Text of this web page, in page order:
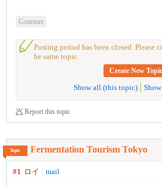
Gourmet
Posting period has been closed. Please
he same topic.
Create New Topic
Show all (this topic)
Report this topic
Topic Fermentation Tourism Tokyo
#1 ロイ mail